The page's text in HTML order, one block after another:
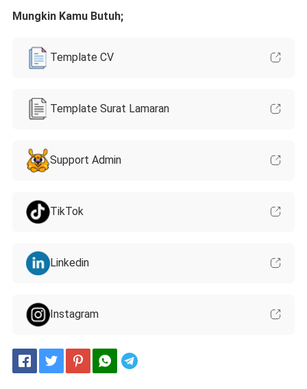
Mungkin Kamu Butuh;
Template CV
Template Surat Lamaran
Support Admin
TikTok
Linkedin
Instagram